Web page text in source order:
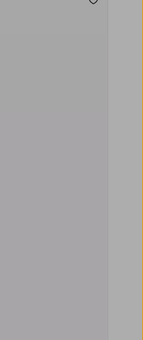
Lägg till i